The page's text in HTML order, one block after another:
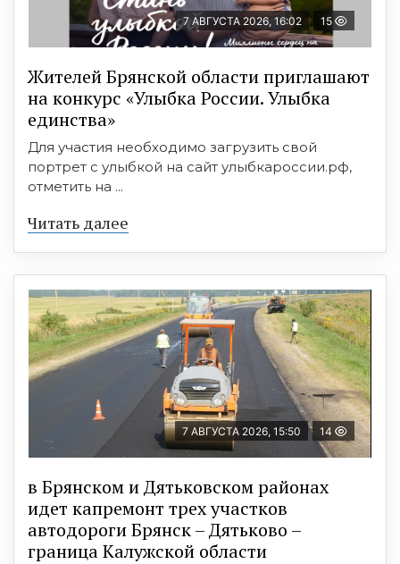
7 АВГУСТА 2026, 16:02 15
Жителей Брянской области приглашают
на конкурс «Улыбка России. Улыбка
единства»
Для участия необходимо загрузить свой
портрет с улыбкой на сайт улыбкароссии.рф,
отметить на ...
Читать далее
7 АВГУСТА 2026, 15:50 14
в Брянском и Дятьковском районах
идет капремонт трех участков
автодороги Брянск – Дятьково –
граница Калужской области